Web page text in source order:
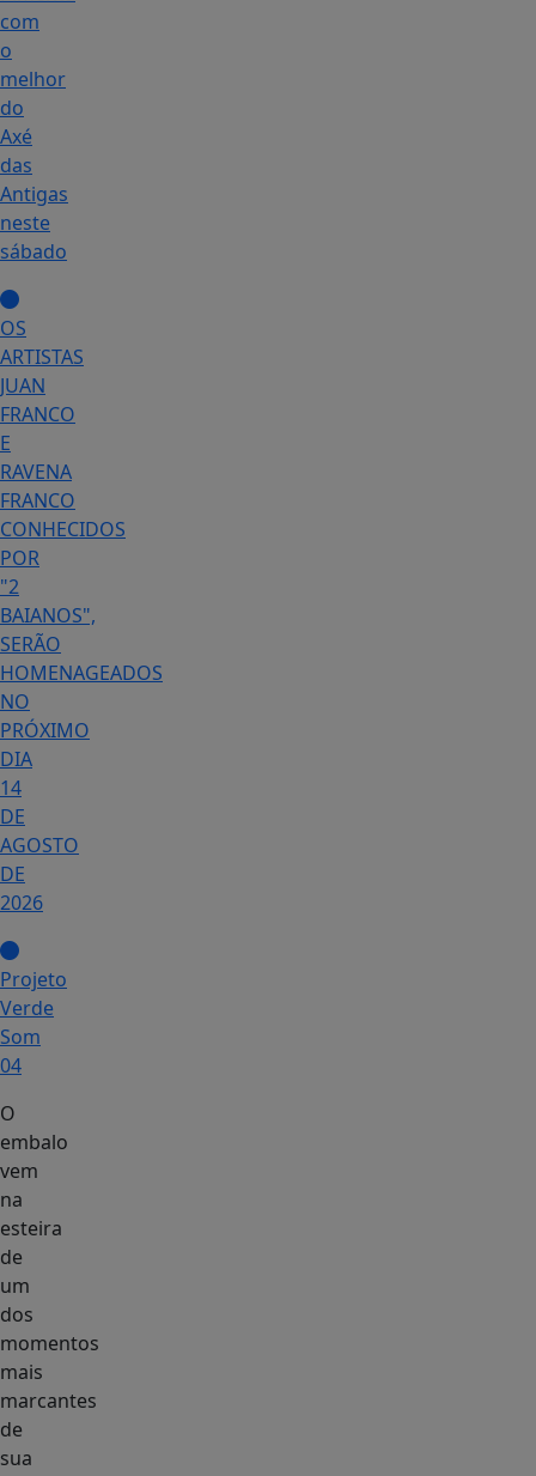
com
o
melhor
do
Axé
das
Antigas
neste
sábado
OS
ARTISTAS
JUAN
FRANCO
E
RAVENA
FRANCO
CONHECIDOS
POR
"2
BAIANOS",
SERÃO
HOMENAGEADOS
NO
PRÓXIMO
DIA
14
DE
AGOSTO
DE
2026
Projeto
Verde
Som
04
O
embalo
vem
na
esteira
de
um
dos
momentos
mais
marcantes
de
sua